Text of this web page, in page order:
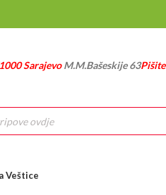
SarajevoM.M.Bašeskije 63
Veštice